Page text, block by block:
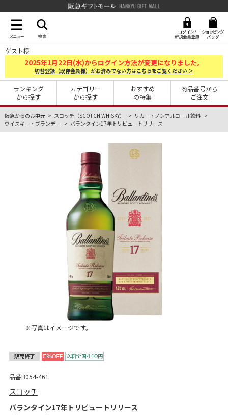
ゲスト様
2025年1月22日(水)からログイン方法が変更になりました。
切替登録（既存会員様）がお済みでない方はこちらをご覧ください ＞
ランキング
から探す
カテゴリー
から探す
おすすめ
の特集
商品番号から
ご注文
阪急からのお中元 スコッチ（SCOTCH WHISKY）
リカー・ノンアルコール飲料
ウイスキー・ブランデー
バランタイン17年トリビュートリリース
※写真はイメージです。
品番B054-461
スコッチ
バランタイン17年トリビュートリリース